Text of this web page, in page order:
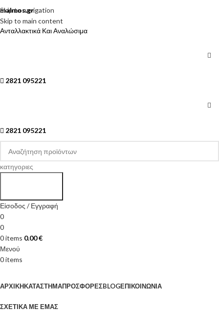
Skip to navigation
Skip to main content
malmos.gr
Ανταλλακτικά Και Αναλώσιμα
2821 095221
2821 095221
κατηγοριες
Είσοδος / Εγγραφή
0
0
0items 0.00€
Μενού
0items
ΑΡΧΙΚΉΚΑΤΆΣΤΗΜΑΠΡΟΣΦΟΡΈΣBLOGΕΠΙΚΟΙΝΩΝΊΑ
ΣΧΕΤΙΚΆ ΜΕ ΕΜΆΣ